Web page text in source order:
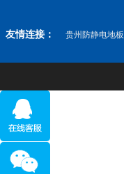
友情连接： 贵州防静电地板